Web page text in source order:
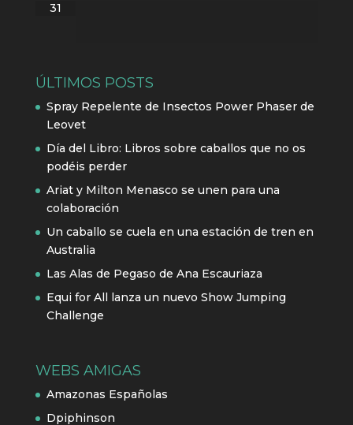
31
ÚLTIMOS POSTS
Spray Repelente de Insectos Power Phaser de
Leovet
Día del Libro: Libros sobre caballos que no os
podéis perder
Ariat y Milton Menasco se unen para una
colaboración
Un caballo se cuela en una estación de tren en
Australia
Las Alas de Pegaso de Ana Escauriaza
Equi for All lanza un nuevo Show Jumping
Challenge
WEBS AMIGAS
Amazonas Españolas
Dpiphinson